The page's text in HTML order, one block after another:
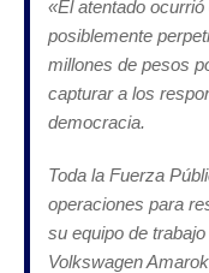
«El atentado
posiblemente
millones de pesos
capturar a los
democracia.
Toda la Fuerza
operaciones para
su equipo de
Volkswagen